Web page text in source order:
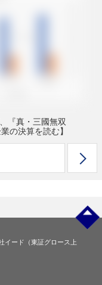
『真・三國無双
の決算を読む】
イード（東証グロース上